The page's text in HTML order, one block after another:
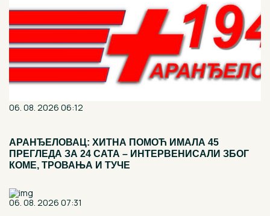
06. 08. 2026 06:12
АРАНЂЕЛОВАЦ: ХИТНА ПОМОЋ ИМАЛА 45
ПРЕГЛЕДА ЗА 24 САТА – ИНТЕРВЕНИСАЛИ ЗБОГ
КОМЕ, ТРОВАЊА И ТУЧЕ
06. 08. 2026 07:31